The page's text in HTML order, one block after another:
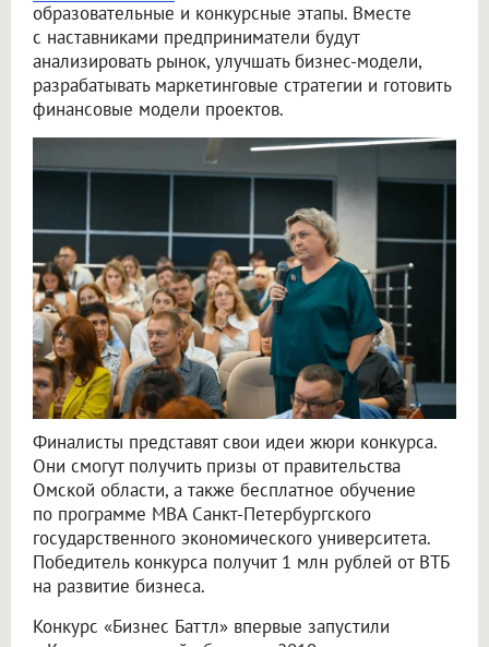
образовательные и конкурсные этапы. Вместе
с наставниками предприниматели будут
анализировать рынок, улучшать бизнес-модели,
разрабатывать маркетинговые стратегии и готовить
финансовые модели проектов.
Финалисты представят свои идеи жюри конкурса.
Они смогут получить призы от правительства
Омской области, а также бесплатное обучение
по программе MBA Санкт-Петербургского
государственного экономического университета.
Победитель конкурса получит 1 млн рублей от ВТБ
на развитие бизнеса.
Конкурс «Бизнес Баттл» впервые запустили